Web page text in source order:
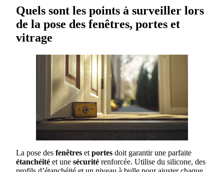
Quels sont les points à surveiller lors
de la pose des fenêtres, portes et
vitrage
La pose des fenêtres et portes doit garantir une parfaite
étanchéité et une sécurité renforcée. Utilise du silicone, des